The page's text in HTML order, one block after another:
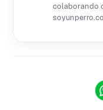
colaborando